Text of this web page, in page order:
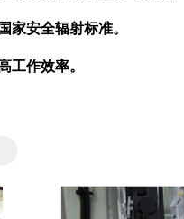
家安全辐射标准。
工作效率。